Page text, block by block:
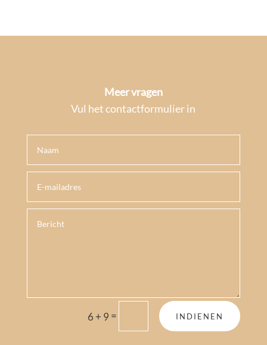
Meer vragen
Vul het contactformulier in
6 + 9 = INDIENEN